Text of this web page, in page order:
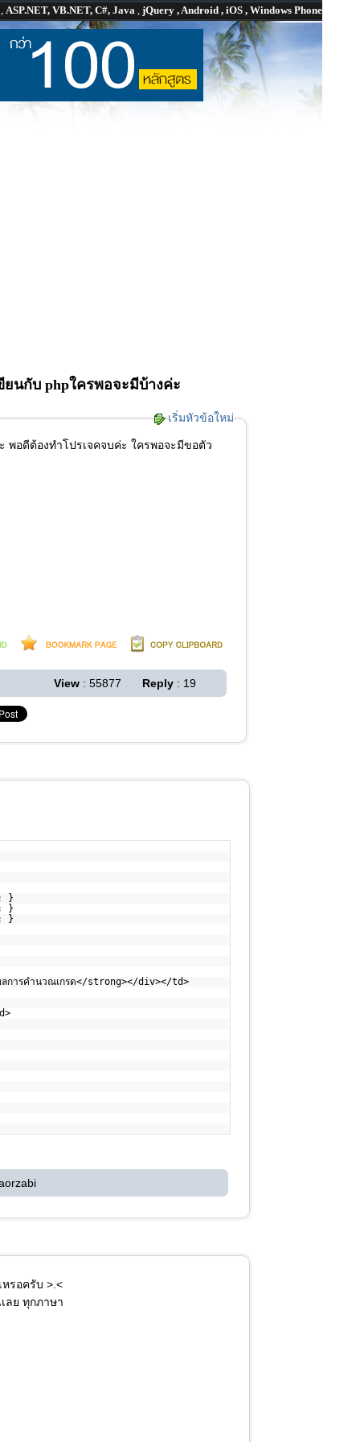
, ASP.NET, VB.NET, C#, Java , jQuery , Android , iOS , Windows Phone
นกับ phpใครพอจะมีบ้างค่ะ
เริ่มหัวข้อใหม่
พอดีต้องทำโปรเจคจบค่ะ ใครพอจะมีขอตัว
View : 55877 Reply : 19
}
}
}
การคำนวณเกรด</strong></div></td>
รอครับ >.<
ลย ทุกภาษา